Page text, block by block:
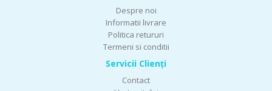
Despre noi
Informatii livrare
Politica retururi
Termeni si conditii
Servicii Clienţi
Contact